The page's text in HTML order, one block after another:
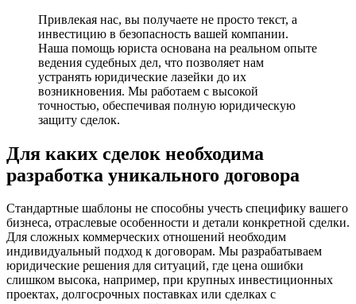
Привлекая нас, вы получаете не просто текст, а
инвестицию в безопасность вашей компании.
Наша помощь юриста основана на реальном опыте
ведения судебных дел, что позволяет нам
устранять юридические лазейки до их
возникновения. Мы работаем с высокой
точностью, обеспечивая полную юридическую
защиту сделок.
Для каких сделок необходима
разработка уникального договора
Стандартные шаблоны не способны учесть специфику вашего
бизнеса, отраслевые особенности и детали конкретной сделки.
Для сложных коммерческих отношений необходим
индивидуальный подход к договорам. Мы разрабатываем
юридические решения для ситуаций, где цена ошибки
слишком высока, например, при крупных инвестиционных
проектах, долгосрочных поставках или сделках с